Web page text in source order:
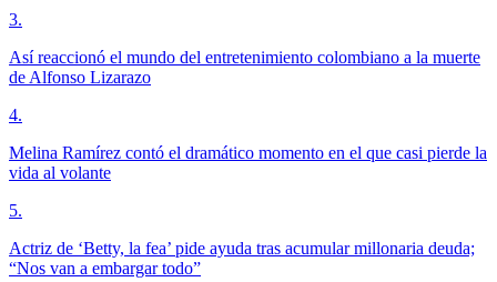
3.
Así reaccionó el mundo del entretenimiento colombiano a la muerte
de Alfonso Lizarazo
4.
Melina Ramírez contó el dramático momento en el que casi pierde la
vida al volante
5.
Actriz de ‘Betty, la fea’ pide ayuda tras acumular millonaria deuda;
“Nos van a embargar todo”